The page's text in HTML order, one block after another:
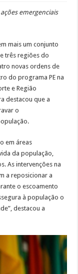
emergenciais
mais um conjunto
três regiões do
novas ordens de
do programa PE na
e Região
destacou que a
o
em áreas
da população,
As intervenções na
a reposicionar a
o escoamento
à população o
destacou a